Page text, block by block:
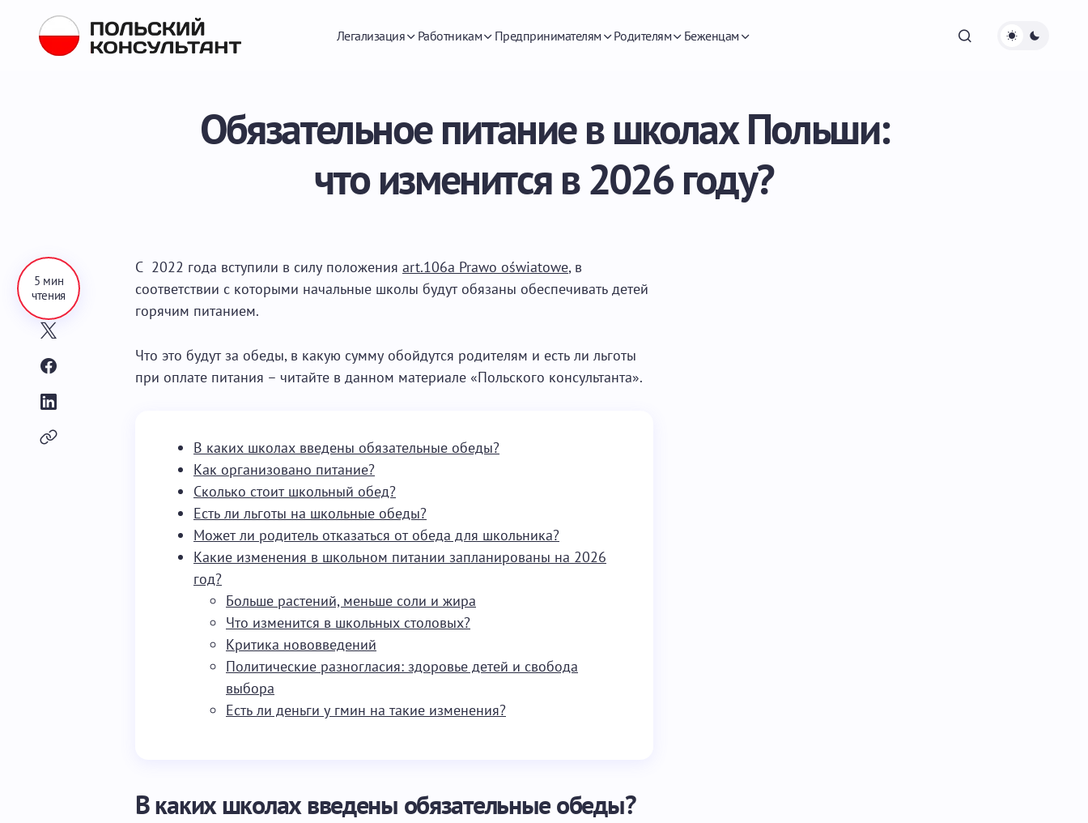
Легализация Работникам Предпринимателям Родителям Беженцам
Обязательное питание в школах Польши:
что изменится в 2026 году?
5 мин
чтения
С 2022 года вступили в силу положения art.106a Prawo oświatowe, в
соответствии с которыми начальные школы будут обязаны обеспечивать детей
горячим питанием.
Что это будут за обеды, в какую сумму обойдутся родителям и есть ли льготы
при оплате питания – читайте в данном материале «Польского консультанта».
В каких школах введены обязательные обеды?
Как организовано питание?
Сколько стоит школьный обед?
Есть ли льготы на школьные обеды?
Может ли родитель отказаться от обеда для школьника?
Какие изменения в школьном питании запланированы на 2026
год?
Больше растений, меньше соли и жира
Что изменится в школьных столовых?
Критика нововведений
Политические разногласия: здоровье детей и свобода
выбора
Есть ли деньги у гмин на такие изменения?
В каких школах введены обязательные обеды?